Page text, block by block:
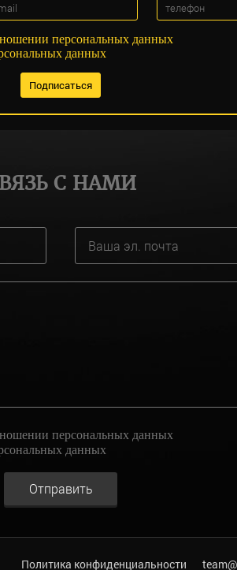
персональных данных
данных
С НАМИ
персональных данных
данных
Отправить
Политика конфиденциальности